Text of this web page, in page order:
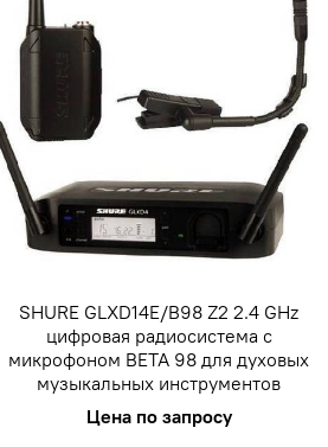
SHURE GLXD14E/B98 Z2 2.4 GHz
цифровая радиосистема с
микрофоном BETA 98 для духовых
музыкальных инструментов
Цена по запросу